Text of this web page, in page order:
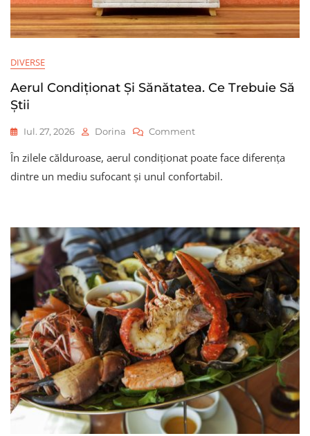
DIVERSE
Aerul Condiționat Și Sănătatea. Ce Trebuie Să
Știi
Iul. 27, 2026 Dorina CommentOn
Condiționat
Și
Să
Știi
În zilele călduroase, aerul condiționat poate face diferența
dintre un mediu sufocant și unul confortabil.